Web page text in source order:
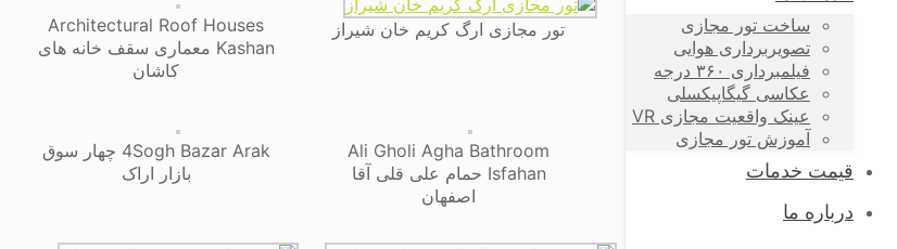
ساخت تور مجازی
تصویربرداری هوایی
فیلمبرداری ۳۶۰ درجه
عکاسی گیگاپیکسلی
عینک واقعیت مجازی VR
آموزش تور مجازی
قیمت خدمات
درباره ما
تور مجازی ارگ کریم خان شیراز
Architectural Roof Houses
Kashan معماری سقف خانه های
کاشان
Ali Gholi Agha Bathroom
Isfahan حمام علی قلی آقا
اصفهان
4Sogh Bazar Arak چهار سوق
بازار اراک